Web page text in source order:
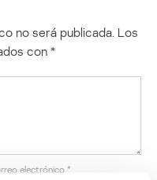
no será publicada. Los
con *
electrónico *